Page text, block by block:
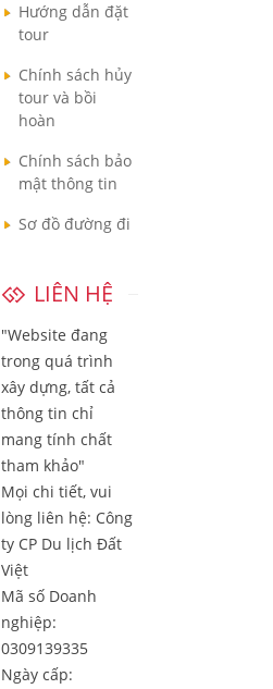
Hướng dẫn đặt
tour
Chính sách hủy
tour và bồi
hoàn
Chính sách bảo
mật thông tin
Sơ đồ đường đi
LIÊN HỆ
"Website đang
trong quá trình
xây dựng, tất cả
thông tin chỉ
mang tính chất
tham khảo"
Mọi chi tiết, vui
lòng liên hệ: Công
ty CP Du lịch Đất
Việt
Mã số Doanh
nghiệp:
0309139335
Ngày cấp: